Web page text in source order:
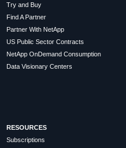
Try and Buy
Find A Partner
Partner With NetApp
US Public Sector Contracts
NetApp OnDemand Consumption
Data Visionary Centers
RESOURCES
Subscriptions